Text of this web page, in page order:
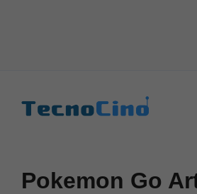
Pokemon Go